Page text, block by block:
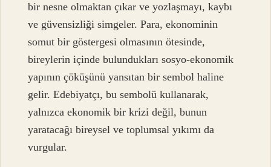
bir nesne olmaktan çıkar ve yozlaşmayı, kaybı
ve güvensizliği simgeler. Para, ekonominin
somut bir göstergesi olmasının ötesinde,
bireylerin içinde bulundukları sosyo-ekonomik
yapının çöküşünü yansıtan bir sembol haline
gelir. Edebiyatçı, bu sembolü kullanarak,
yalnızca ekonomik bir krizi değil, bunun
yaratacağı bireysel ve toplumsal yıkımı da
vurgular.